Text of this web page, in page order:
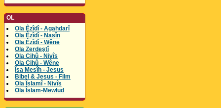
OL
Ola Êzîdî - Agahdarî
Ola Êzîdî - Nasîn
Ola Êzîdî - Wêne
Ola Zerdeştî
Ola Cihû - Nivîs
Ola Cihû - Wêne
Îsa Mesîh - Jesus
Bibel & Jesus - Film
Ola Îslamî - Nivîs
Ola Îslam-Mewlud